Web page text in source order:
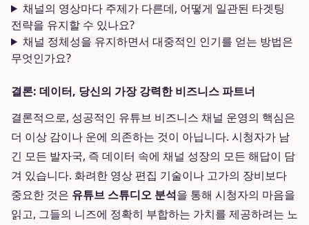
채널의 영상마다 주제가 다른데, 어떻게 일관된 타겟팅
전략을 유지할 수 있나요?
채널 정체성을 유지하면서 대중적인 인기를 얻는 방법은
무엇인가요?
결론: 데이터, 당신의 가장 강력한 비즈니스 파트너
결론적으로, 성공적인 유튜브 비즈니스 채널 운영의 핵심은
더 이상 감이나 운에 의존하는 것이 아닙니다. 시청자가 남
긴 모든 발자국, 즉 데이터 속에 채널 성장의 모든 해답이 담
겨 있습니다. 화려한 영상 편집 기술이나 고가의 장비보다
중요한 것은 유튜브 스튜디오 분석을 통해 시청자의 마음을
읽고, 그들의 니즈에 정확히 부합하는 가치를 제공하려는 노